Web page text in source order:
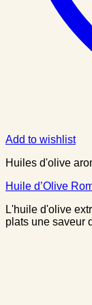
Add to wishlist
Huiles d'olive
Huile d’Olive
L'huile d'olive
plats une saveur